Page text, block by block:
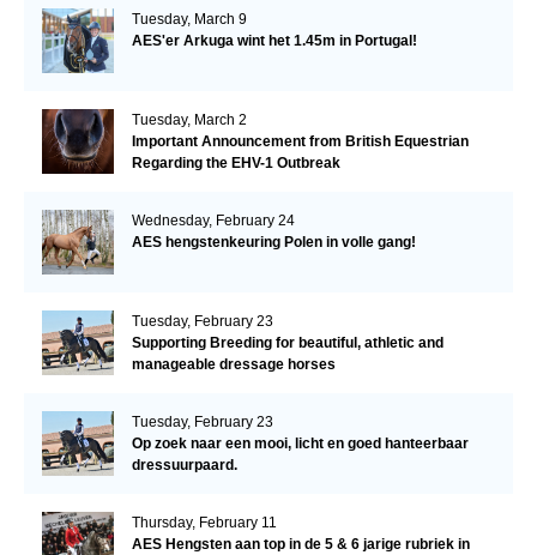
Tuesday, March 9
AES'er Arkuga wint het 1.45m in Portugal!
Tuesday, March 2
Important Announcement from British Equestrian
Regarding the EHV-1 Outbreak
Wednesday, February 24
AES hengstenkeuring Polen in volle gang!
Tuesday, February 23
Supporting Breeding for beautiful, athletic and
manageable dressage horses
Tuesday, February 23
Op zoek naar een mooi, licht en goed hanteerbaar
dressuurpaard.
Thursday, February 11
AES Hengsten aan top in de 5 & 6 jarige rubriek in